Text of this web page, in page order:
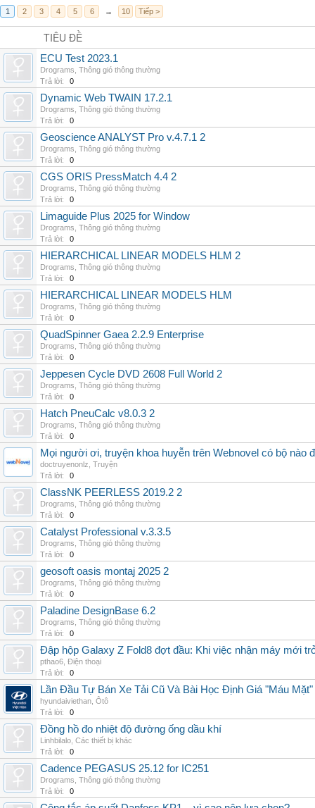
1 2 3 4 5 6 → 10 Tiếp >
TIÊU ĐỀ
ECU Test 2023.1
Drograms Thông gió thông thường
Trả lời:
0
Dynamic Web TWAIN 17.2.1
Drograms Thông gió thông thường
Trả lời:
0
Geoscience ANALYST Pro v.4.7.1 2
Drograms Thông gió thông thường
Trả lời:
0
CGS ORIS PressMatch 4.4 2
Drograms Thông gió thông thường
Trả lời:
0
Limaguide Plus 2025 for Window
Drograms Thông gió thông thường
Trả lời:
0
HIERARCHICAL LINEAR MODELS HLM 2
Drograms Thông gió thông thường
Trả lời:
0
HIERARCHICAL LINEAR MODELS HLM
Drograms Thông gió thông thường
Trả lời:
0
QuadSpinner Gaea 2.2.9 Enterprise
Drograms Thông gió thông thường
Trả lời:
0
Jeppesen Cycle DVD 2608 Full World 2
Drograms Thông gió thông thường
Trả lời:
0
Hatch PneuCalc v8.0.3 2
Drograms Thông gió thông thường
Trả lời:
0
Mọi người ơi, truyện khoa huyễn trên Webnovel có bộ nào
doctruyenonlz Truyện
Trả lời:
0
ClassNK PEERLESS 2019.2 2
Drograms Thông gió thông thường
Trả lời:
0
Catalyst Professional v.3.3.5
Drograms Thông gió thông thường
Trả lời:
0
geosoft oasis montaj 2025 2
Drograms Thông gió thông thường
Trả lời:
0
Paladine DesignBase 6.2
Drograms Thông gió thông thường
Trả lời:
0
Đập hộp Galaxy Z Fold8 đợt đầu: Khi việc nhận máy mới
pthao6 Điện thoại
Trả lời:
0
Lần Đầu Tự Bán Xe Tải Cũ Và Bài Học Định Giá "Máu
hyundaiviethan Ôtô
Trả lời:
0
Đồng hồ đo nhiệt độ đường ống dầu khí
Linhbilalo Các thiết bị khác
Trả lời:
0
Cadence PEGASUS 25.12 for IC251
Drograms Thông gió thông thường
Trả lời:
0